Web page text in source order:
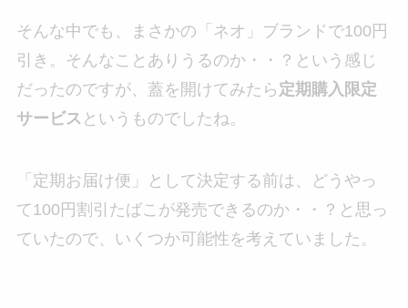
そんな中でも、まさかの「ネオ」ブランドで100円
引き。そんなことありうるのか・・？という感じ
だったのですが、蓋を開けてみたら 定期購入限定
サービス というものでしたね。
「定期お届け便」として決定する前は、どうやっ
て100円割引たばこが発売できるのか・・？と思っ
ていたので、いくつか可能性を考えていました。